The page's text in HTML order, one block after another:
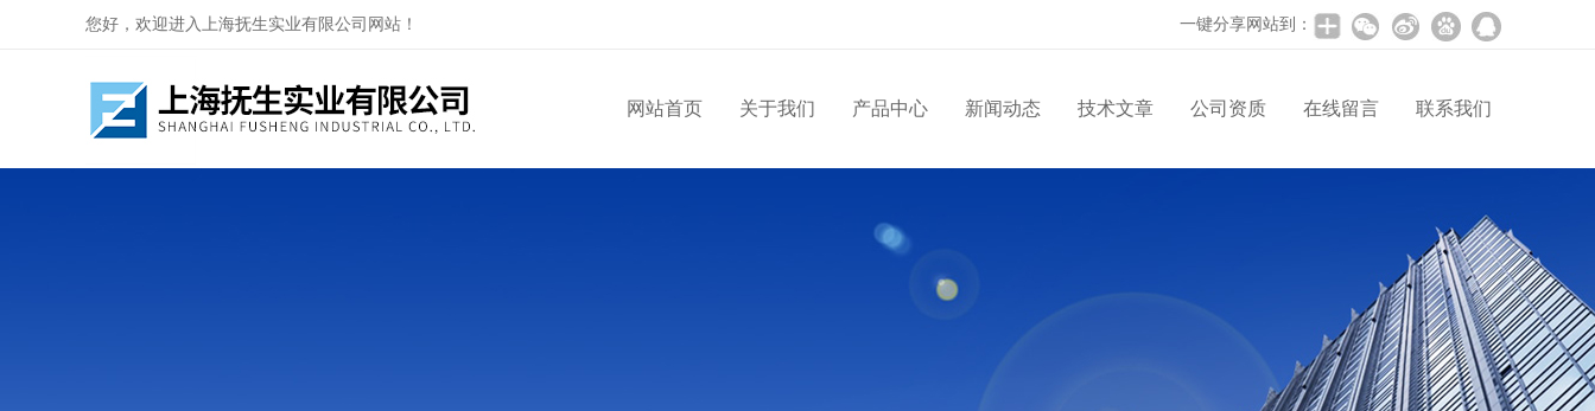
您好，欢迎进入上海抚生实业有限公司网站！ 一键分享网站到：
网站首页 关于我们 产品中心 新闻动态 技术文章 公司资质 在线留言 联系我们